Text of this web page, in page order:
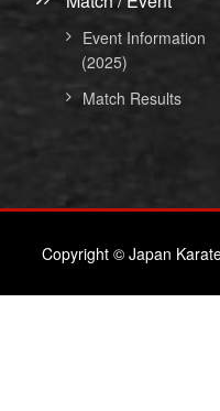
Event Information
(2025)
Match Results
Copyright © Japan